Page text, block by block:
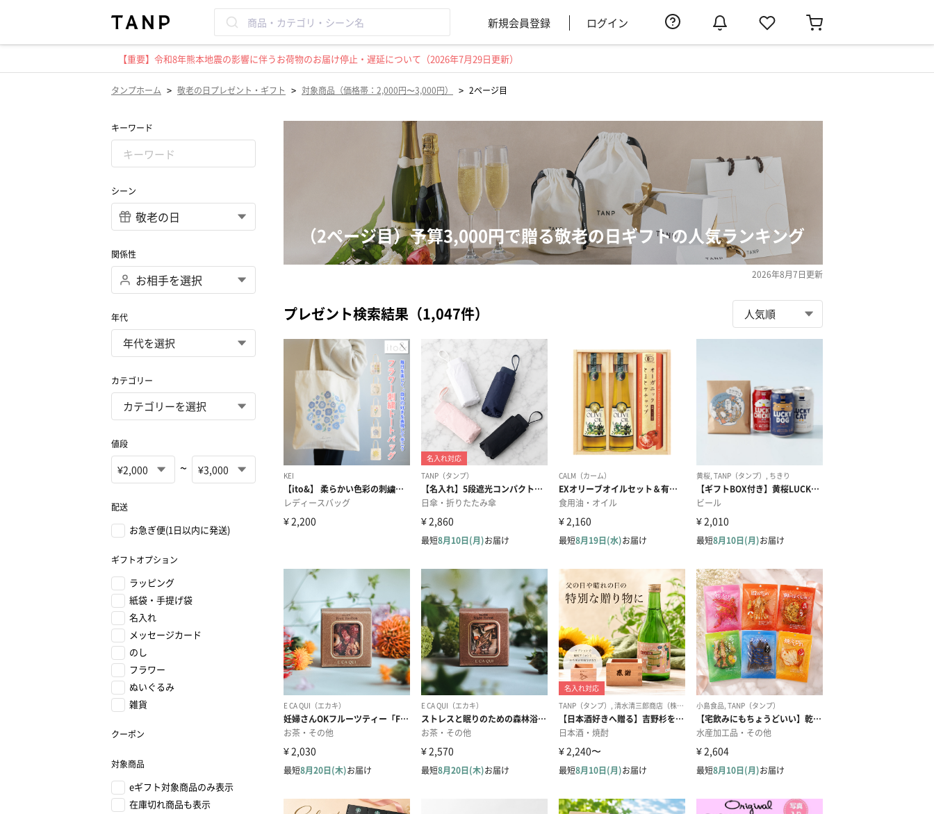
新規会員登録 ログイン
【重要】令和8年熊本地震の影響に伴うお荷物のお届け停止・遅延について（2026年7月29日更新）
タンプホーム > 敬老の日プレゼント・ギフト > 対象商品（価格帯：2,000円〜3,000円） > 2ページ目
キーワード
シーン
関係性
年代
カテゴリー
値段
~
配送
お急ぎ便(1日以内に発送)
ギフトオプション
ラッピング
紙袋・手提げ袋
名入れ
メッセージカード
のし
フラワー
ぬいぐるみ
雑貨
クーポン
対象商品
eギフト対象商品のみ表示
在庫切れ商品も表示
（2ページ目）予算3,000円で贈る敬老の日ギフトの人気ランキング
2026年8月7日更新
プレゼント検索結果（1,047件）